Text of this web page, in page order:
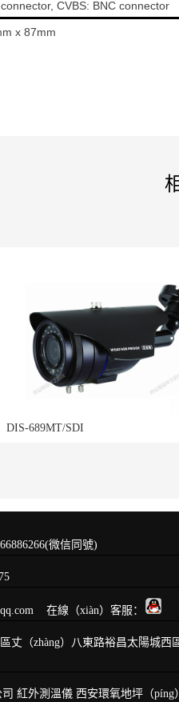
CVBS: BNC connector
x 87mm
DIS-689MT/SDI
微信同號)
在線（xiàn）客服：
丈（zhàng）八東路裕昌太陽城西
紅外測溫儀 西安環氧地坪（píng